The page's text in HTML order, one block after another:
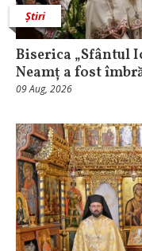
Știri
Biserica „Sfântul
Neamț a fost
09 Aug, 2026